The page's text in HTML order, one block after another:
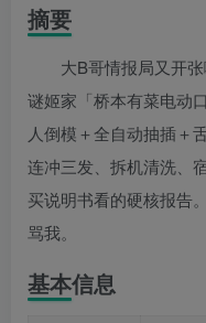
摘要
大B哥情报局又开
谜姬家「桥本有菜电动
人倒模＋全自动抽插＋
连冲三发、拆机清洗、
买说明书看的硬核报告
骂我。
基本信息